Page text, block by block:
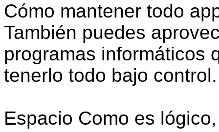
Cómo mantener todo
También puedes
programas informáticos
tenerlo todo bajo control.
Espacio Como es